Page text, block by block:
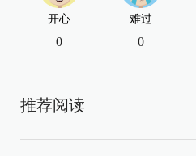
开心
0
难过
0
推荐阅读